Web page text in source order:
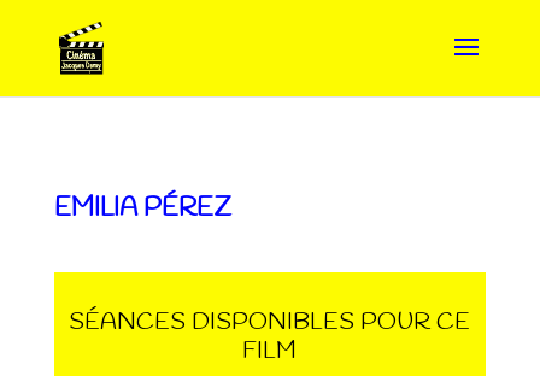
EMILIA PÉREZ
SÉANCES DISPONIBLES POUR CE
FILM